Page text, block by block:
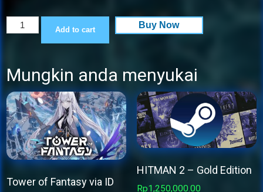
Zombie
Dead
War
quantity
Add to cart Buy Now
Mungkin anda menyukai
Tower of Fantasy via ID
HITMAN 2 – Gold Edition
Rp1,250,000.00